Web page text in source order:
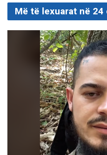
Më të lexuarat në